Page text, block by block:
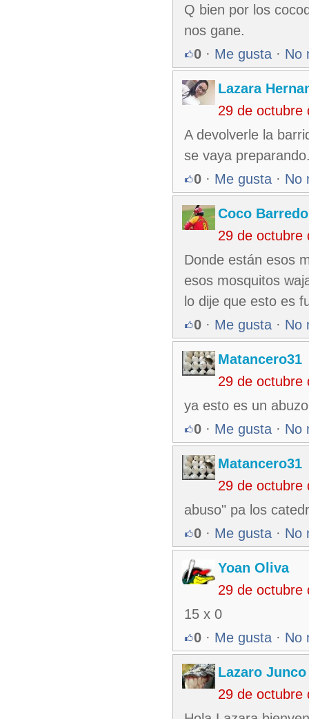
Q bien por los
nos gane.
0 · Me gusta · No
Lazara
29 de octubre
A devolverle la
se vaya
0 · Me gusta · No
Coco
29 de octubre
Donde están esos
esos mosquitos
lo dije que esto es
0 · Me gusta · No
Matancero31
29 de octubre
ya esto es un
0 · Me gusta · No
Matancero31
29 de octubre
abuso" pa los
0 · Me gusta · No
Yoan Oliva
29 de octubre
15 x 0
0 · Me gusta · No
Lazaro Junco
29 de octubre